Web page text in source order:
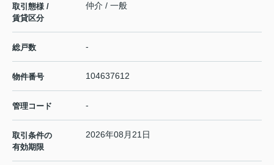
取引態様 /
賃貸区分
仲介 / 一般
総戸数 -
物件番号 104637612
管理コード -
取引条件の
有効期限
2026年08月21日